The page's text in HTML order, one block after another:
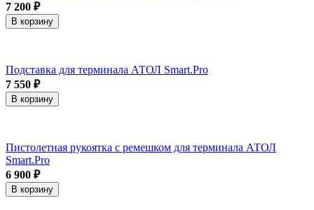
7 200 ₽
В корзину
Подставка для терминала АТОЛ Smart.Pro
7 550 ₽
В корзину
Пистолетная рукоятка с ремешком для терминала АТОЛ
Smart.Pro
6 900 ₽
В корзину